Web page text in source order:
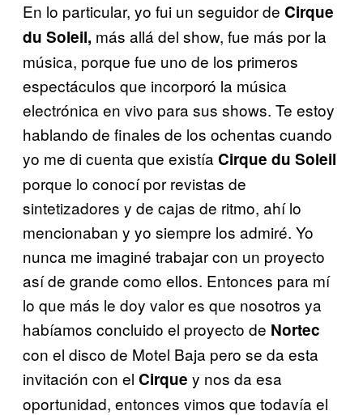
En lo particular, yo fui un seguidor de Cirque
du Soleil, más allá del show, fue más por la
música, porque fue uno de los primeros
espectáculos que incorporó la música
electrónica en vivo para sus shows. Te estoy
hablando de finales de los ochentas cuando
yo me di cuenta que existía Cirque du Soleil
porque lo conocí por revistas de
sintetizadores y de cajas de ritmo, ahí lo
mencionaban y yo siempre los admiré. Yo
nunca me imaginé trabajar con un proyecto
así de grande como ellos. Entonces para mí
lo que más le doy valor es que nosotros ya
habíamos concluido el proyecto de Nortec
con el disco de Motel Baja pero se da esta
invitación con el Cirque y nos da esa
oportunidad, entonces vimos que todavía el